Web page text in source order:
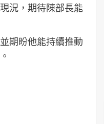
況，期待陳部長能
期盼他能持續推動